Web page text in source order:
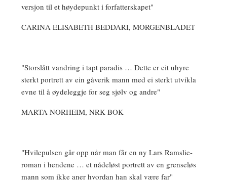
versjon til et høydepunkt i forfatterskapet"
CARINA ELISABETH BEDDARI, MORGENBLADET
"Storslått vandring i tapt paradis … Dette er eit uhyre
sterkt portrett av ein gåverik mann med ei sterkt utvikla
evne til å øydeleggje for seg sjølv og andre"
MARTA NORHEIM, NRK BOK
"Hvilepulsen går opp når man får en ny Lars Ramslie-
roman i hendene … et nådeløst portrett av en grenseløs
mann som ikke aner hvordan han skal være far"